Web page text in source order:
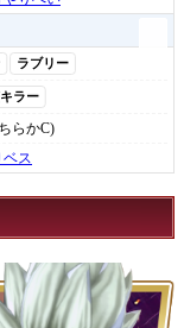
ラブリー
ラー
らかC)
ス